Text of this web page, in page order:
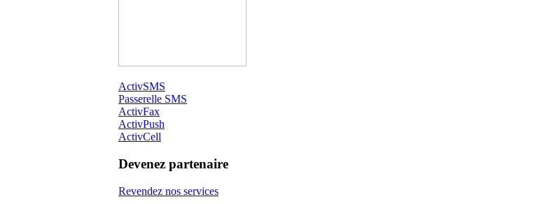
ActivSMS
Passerelle SMS
ActivFax
ActivPush
ActivCell
Devenez partenaire
Revendez nos services